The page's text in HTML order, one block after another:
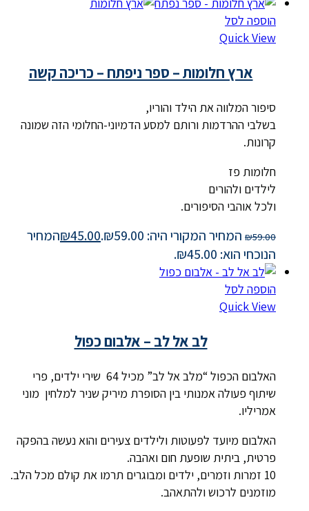
הוספה לסל
Quick View
ארץ חלומות – ספר ניפתח – כריכה קשה
סיפור המלווה את הילד והוריו,
בשלבי ההרדמות ורותם למסע הדמיוני-החלומי הזה שמונה
קרונות.
חלומות פז
לילדים ולהורים
ולכל אוהבי הסיפורים.
₪59.00 המחיר המקורי היה: ₪59.00. ₪45.00
המחיר
הנוכחי הוא: ₪45.00.
הוספה לסל
Quick View
לב אל לב – אלבום כפול
האלבום הכפול “מלב אל לב” מכיל 64 שירי ילדים, פרי
שיתוף פעולה אמנותי בין הסופרת מיריק שניר למלחין מוני
אמריליו.
האלבום מיועד לפעוטות ולילדים צעירים והוא נעשה בהפקה
פרטית, ביתית שופעת חום ואהבה.
10 זמרות וזמרים, ילדים ומבוגרים תרמו את קולם מכל הלב.
מוזמנים לרכוש ולהתאהב.